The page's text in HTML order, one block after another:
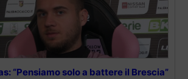
“Pensiamo solo a battere il Brescia”